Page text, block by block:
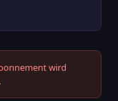
wird